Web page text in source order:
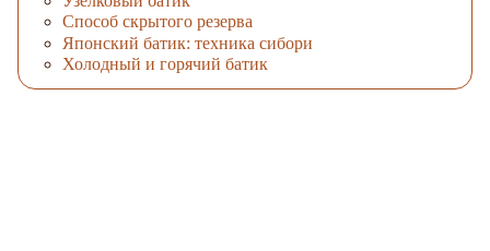
Способ скрытого резерва
Японский батик: техника сибори
Холодный и горячий батик